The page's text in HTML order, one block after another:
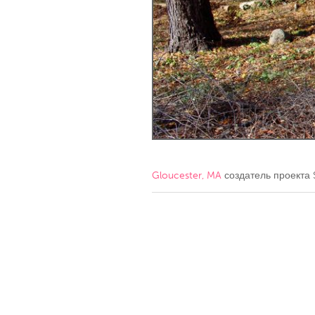
Amherstburg
Kingston
Ottawa
South
MALAYSIA
Kuala Lumpur
NETHERLANDS
QATAR
Gloucester, MA создатель проекта